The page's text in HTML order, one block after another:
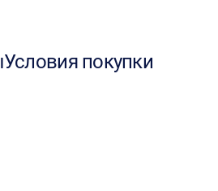
Условия покупки